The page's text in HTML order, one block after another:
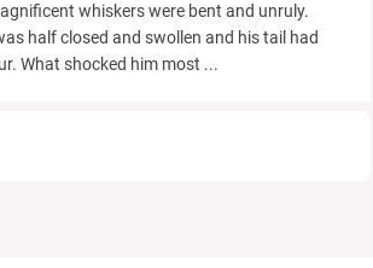
whiskers were bent and unruly.
half closed and swollen and his tail had
What shocked him most ...